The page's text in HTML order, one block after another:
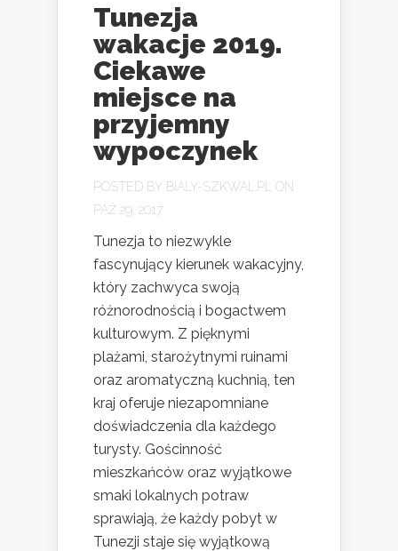
Tunezja
wakacje 2019.
Ciekawe
miejsce na
przyjemny
wypoczynek
POSTED BY BIALY-SZKWAL.PL
ON
PAŹ 29, 2017
Tunezja to niezwykle
fascynujący kierunek wakacyjny,
który zachwyca swoją
różnorodnością i bogactwem
kulturowym. Z pięknymi
plażami, starożytnymi ruinami
oraz aromatyczną kuchnią, ten
kraj oferuje niezapomniane
doświadczenia dla każdego
turysty. Gościnność
mieszkańców oraz wyjątkowe
smaki lokalnych potraw
sprawiają, że każdy pobyt w
Tunezji staje się wyjątkową